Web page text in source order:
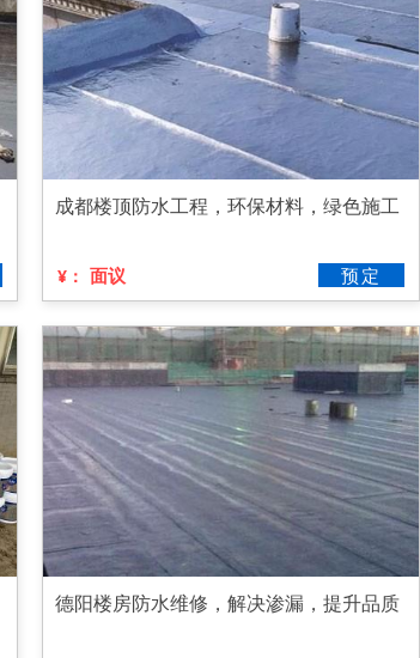
成都楼顶防水工程，环保材料，绿色施工
¥： 面议 预定
德阳楼房防水维修，解决渗漏，提升品质